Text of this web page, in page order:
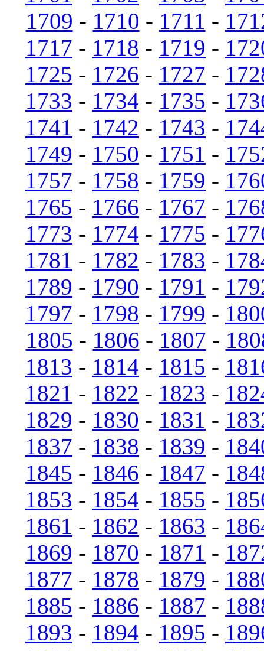
1709 - 1710 - 1711 -
1717 - 1718 - 1719 -
1725 - 1726 - 1727 -
1733 - 1734 - 1735 -
1741 - 1742 - 1743 -
1749 - 1750 - 1751 -
1757 - 1758 - 1759 -
1765 - 1766 - 1767 -
1773 - 1774 - 1775 -
1781 - 1782 - 1783 -
1789 - 1790 - 1791 -
1797 - 1798 - 1799 -
1805 - 1806 - 1807 -
1813 - 1814 - 1815 -
1821 - 1822 - 1823 -
1829 - 1830 - 1831 -
1837 - 1838 - 1839 -
1845 - 1846 - 1847 -
1853 - 1854 - 1855 -
1861 - 1862 - 1863 -
1869 - 1870 - 1871 -
1877 - 1878 - 1879 -
1885 - 1886 - 1887 -
1893 - 1894 - 1895 -